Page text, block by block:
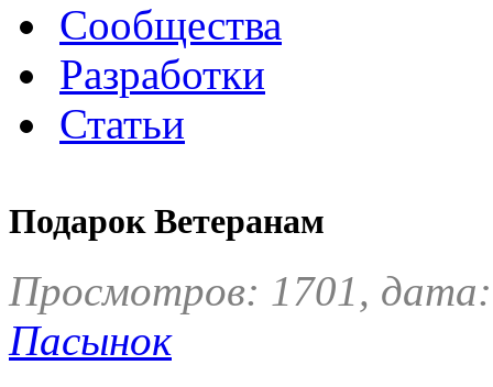
Сообщества
Разработки
Статьи
Подарок Ветеранам
Просмотров: 1701,
Пасынок